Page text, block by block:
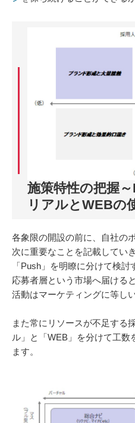
施策特性の把握
リアルとWEBの
各象限の開設の前に、自社の
次に重要なことを記載してい
「Push」を明瞭に分けて検
応募者層という市場へ届ける
活動はマーケティングに等しい
また常にリソースが不足する
ル」と「WEB」を分けて工数
ます。